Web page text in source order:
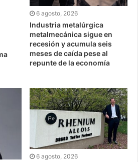
6 agosto, 2026
Industria metalúrgica
metalmecánica sigue en
recesión y acumula seis
meses de caída pese al
repunte de la economía
6 agosto, 2026